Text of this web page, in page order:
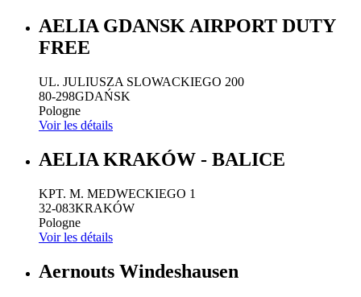
AELIA GDANSK AIRPORT DUTY
FREE
UL. JULIUSZA SLOWACKIEGO 200
80-298GDAŃSK
Pologne
Voir les détails
AELIA KRAKÓW - BALICE
KPT. M. MEDWECKIEGO 1
32-083KRAKÓW
Pologne
Voir les détails
Aernouts Windeshausen